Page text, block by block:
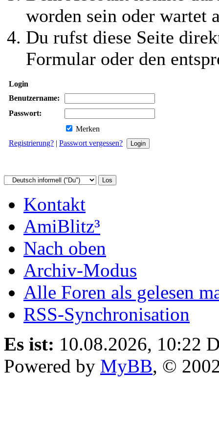
worden sein oder wartet
Du rufst diese Seite
Formular oder den
Login
Benutzername:
Passwort:
Merken
Registrierung? | Passwort vergessen?
Kontakt
AmiBlitz³
Nach oben
Archiv-Modus
Alle Foren als gelesen
RSS-Synchronisation
Es ist: 10.08.2026, 10:22
Powered by MyBB, ©